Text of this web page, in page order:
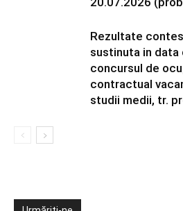
Rezultate
sustinuta in data
concursul de
contractual
studii medii, tr.